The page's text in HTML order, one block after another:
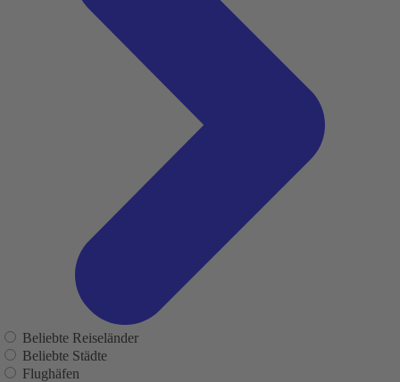
Beliebte Reiseländer
Beliebte Städte
Flughäfen